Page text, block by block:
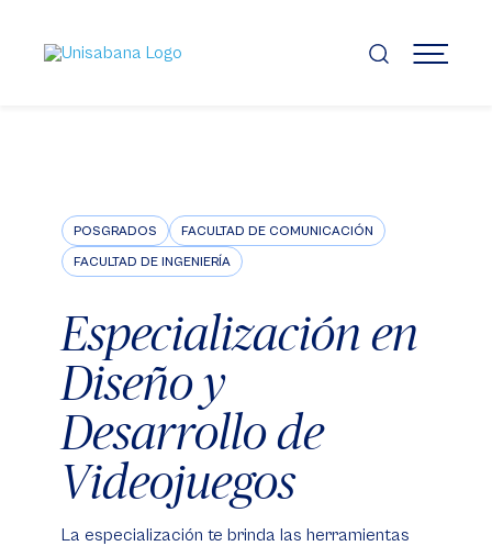
contenido
principal
MENÚ
POSGRADOS FACULTAD DE COMUNICACIÓN
FACULTAD DE INGENIERÍA
Especialización en
Diseño y
Desarrollo de
Videojuegos
La especialización te brinda las herramientas